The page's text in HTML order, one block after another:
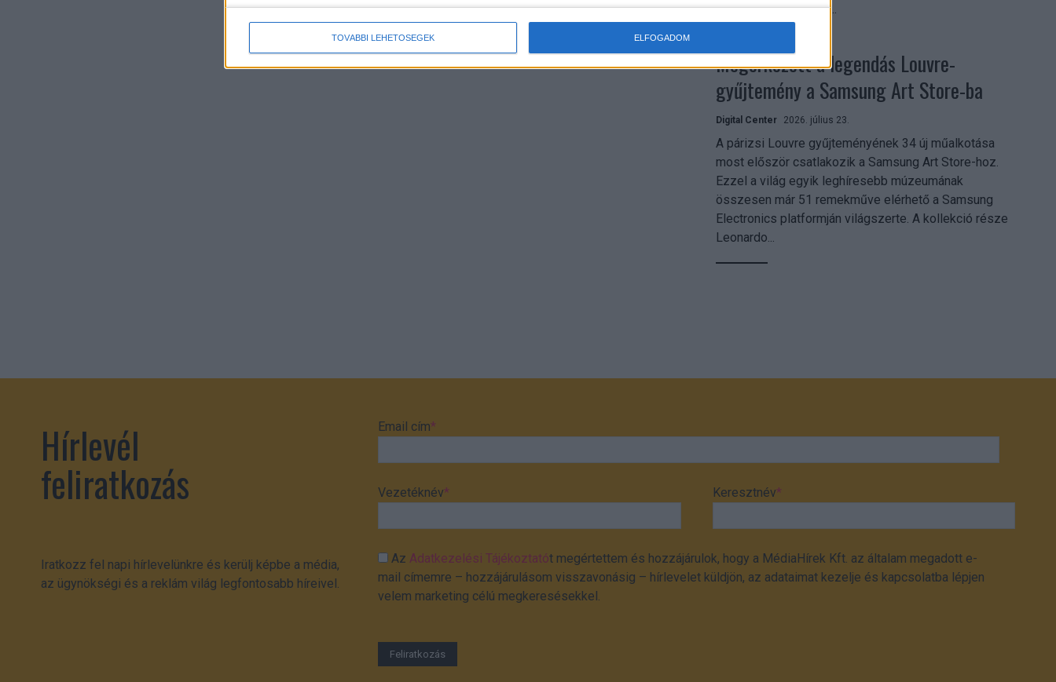
TOVÁBBI LEHETŐSÉGEK ELFOGADOM
üzleti információkkal...
Megérkezett a legendás Louvre-
gyűjtemény a Samsung Art Store-ba
Digital Center 2026. július 23.
A párizsi Louvre gyűjteményének 34 új műalkotása
most először csatlakozik a Samsung Art Store-hoz.
Ezzel a világ egyik leghíresebb múzeumának
összesen már 51 remekműve elérhető a Samsung
Electronics platformján világszerte. A kollekció része
Leonardo...
Hírlevél
feliratkozás
Iratkozz fel napi hírlevelünkre és kerülj képbe a média,
az ügynökségi és a reklám világ legfontosabb híreivel.
Email cím*
Vezetéknév* Keresztnév*
AzAdatkezelési Tájékoztatót megértettem és hozzájárulok, hogy a MédiaHírek Kft. az általam megadott e-
mail címemre – hozzájárulásom visszavonásig – hírlevelet küldjön, az adataimat kezelje és kapcsolatba lépjen
velem marketing célú megkeresésekkel.